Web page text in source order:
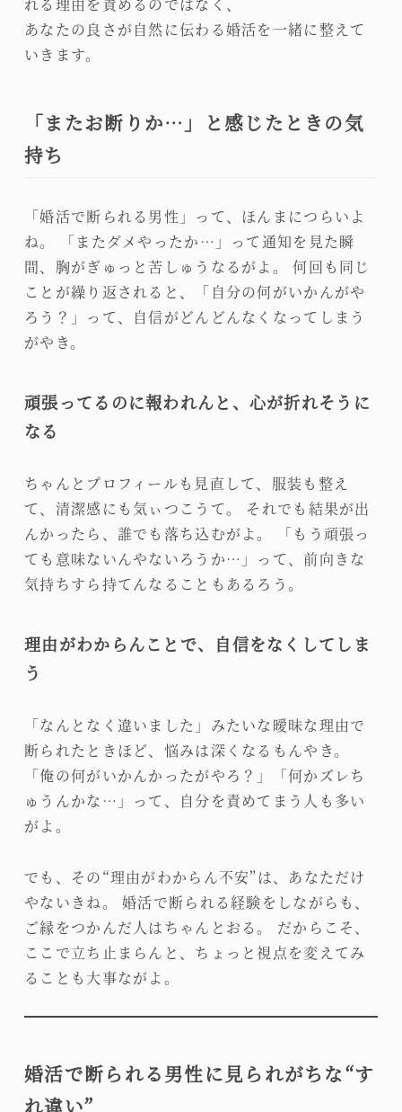
あなたの良さが自然に伝わる婚活を一緒に整えて
いきます。
「またお断りか…」と感じたときの気
持ち
「婚活で断られる男性」って、ほんまにつらいよ
ね。 「またダメやったか…」って通知を見た瞬
間、胸がぎゅっと苦しゅうなるがよ。 何回も同じ
ことが繰り返されると、「自分の何がいかんがや
ろう？」って、自信がどんどんなくなってしまう
がやき。
頑張ってるのに報われんと、心が折れそうに
なる
ちゃんとプロフィールも見直して、服装も整え
て、清潔感にも気ぃつこうて。 それでも結果が出
んかったら、誰でも落ち込むがよ。 「もう頑張っ
ても意味ないんやないろうか…」って、前向きな
気持ちすら持てんなることもあるろう。
理由がわからんことで、自信をなくしてしま
う
「なんとなく違いました」みたいな曖昧な理由で
断られたときほど、悩みは深くなるもんやき。
「俺の何がいかんかったがやろ？」「何かズレち
ゅうんかな…」って、自分を責めてまう人も多い
がよ。
でも、その“理由がわからん不安”は、あなただけ
やないきね。 婚活で断られる経験をしながらも、
ご縁をつかんだ人はちゃんとおる。 だからこそ、
ここで立ち止まらんと、ちょっと視点を変えてみ
ることも大事ながよ。
婚活で断られる男性に見られがちな“す
れ違い”